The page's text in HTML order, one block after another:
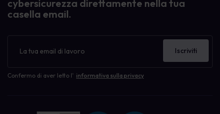
cybersicurezza direttamente nella tua
casella email.
Confermo di aver letto l' informativa sulla privacy
Iscriviti